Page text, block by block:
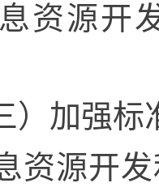
资源开
）加强
资源开